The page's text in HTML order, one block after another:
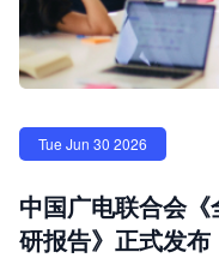
Tue Jun 30 2026
中国广电联合会
研报告》正式发布